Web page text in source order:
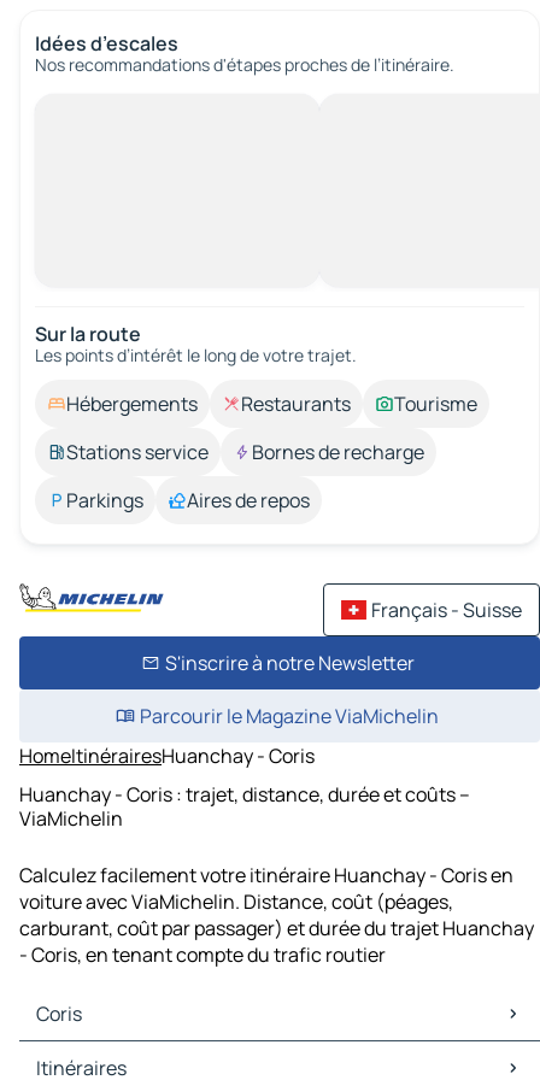
Idées d’escales
Nos recommandations d'étapes proches de l’itinéraire.
Sur la route
Les points d’intérêt le long de votre trajet.
Hébergements Restaurants
Tourisme
Stations service
Bornes de recharge
Parkings
Aires de repos
Français - Suisse
S'inscrire à notre Newsletter
Parcourir le Magazine ViaMichelin
HomeItinérairesHuanchay - Coris
Huanchay - Coris : trajet, distance, durée et coûts –
ViaMichelin
Calculez facilement votre itinéraire Huanchay - Coris en
voiture avec ViaMichelin. Distance, coût (péages,
carburant, coût par passager) et durée du trajet Huanchay
- Coris, en tenant compte du trafic routier
Coris
Coris Cartes et plans
Itinéraires